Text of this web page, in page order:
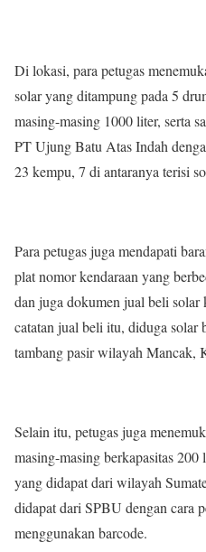
Di lokasi, para petugas
solar yang ditampung pada 5
masing-masing 1000 liter, serta
PT Ujung Batu Atas Indah
23 kempu, 7 di antaranya terisi
Para petugas juga mendapati
plat nomor kendaraan yang
dan juga dokumen jual beli solar
catatan jual beli itu, diduga
tambang pasir wilayah Mancak,
Selain itu, petugas juga
masing-masing berkapasitas
yang didapat dari wilayah
didapat dari SPBU dengan cara
menggunakan barcode.